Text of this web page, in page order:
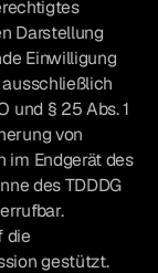
Darstellung
Einwilligung
und § 25 Abs. 1
von
im Endgerät des
des TDDDG
die
gestützt.